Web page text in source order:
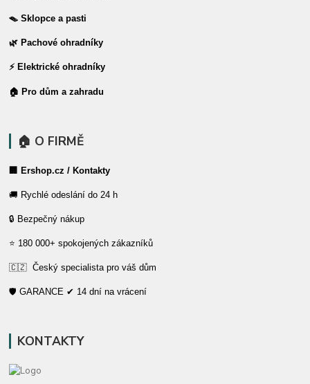
🪤 Sklopce a pasti
🌿 Pachové ohradníky
⚡ Elektrické ohradníky
🏠 Pro dům a zahradu
🏠 O FIRMĚ
🏢 Ershop.cz / Kontakty
🚚 Rychlé odeslání do 24 h
🔒 Bezpečný nákup
⭐ 180 000+ spokojených zákazníků
🇨🇿 Český specialista pro váš dům
🛡️ GARANCE ✔ 14 dní na vrácení
KONTAKTY